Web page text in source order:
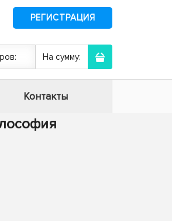
РЕГИСТРАЦИЯ
На сумму:
Контакты